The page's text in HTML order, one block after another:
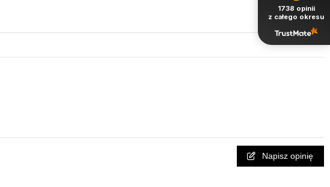
Napisz opinię
1738 opinii
z całego okresu